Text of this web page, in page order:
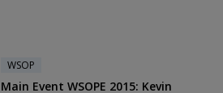
WSOP
Main Event WSOPE 2015: Kevin